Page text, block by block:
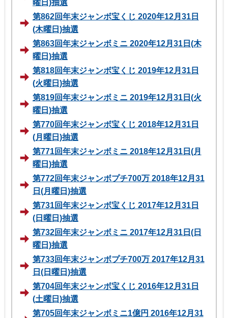
曜日)抽選
第862回年末ジャンボ宝くじ 2020年12月31日
(木曜日)抽選
第863回年末ジャンボミニ 2020年12月31日(木
曜日)抽選
第818回年末ジャンボ宝くじ 2019年12月31日
(火曜日)抽選
第819回年末ジャンボミニ 2019年12月31日(火
曜日)抽選
第770回年末ジャンボ宝くじ 2018年12月31日
(月曜日)抽選
第771回年末ジャンボミニ 2018年12月31日(月
曜日)抽選
第772回年末ジャンボプチ700万 2018年12月31
日(月曜日)抽選
第731回年末ジャンボ宝くじ 2017年12月31日
(日曜日)抽選
第732回年末ジャンボミニ 2017年12月31日(日
曜日)抽選
第733回年末ジャンボプチ700万 2017年12月31
日(日曜日)抽選
第704回年末ジャンボ宝くじ 2016年12月31日
(土曜日)抽選
第705回年末ジャンボミニ1億円 2016年12月31